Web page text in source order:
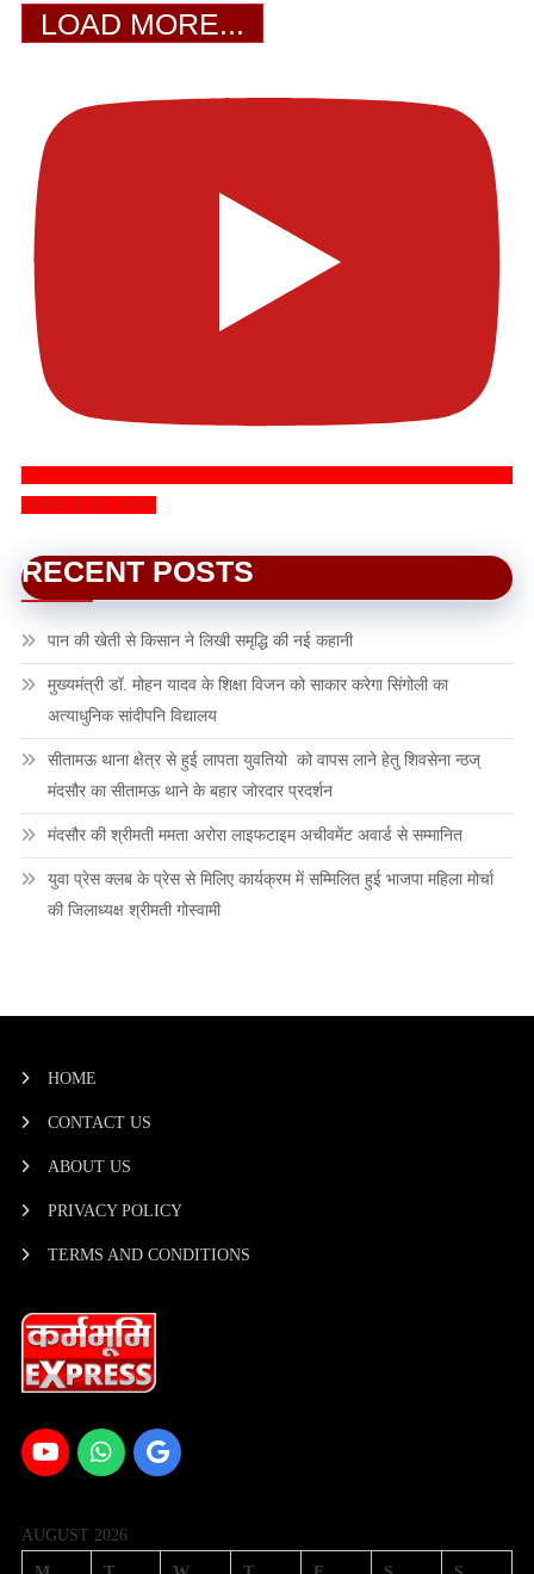
LOAD MORE...
SUBSCRIBE NOW
RECENT POSTS
पान की खेती से किसान ने लिखी समृद्धि की नई कहानी
मुख्यमंत्री डॉ. मोहन यादव के शिक्षा विजन को साकार करेगा सिंगोली का
अत्याधुनिक सांदीपनि विद्यालय
सीतामऊ थाना क्षेत्र से हुई लापता युवतियो को वापस लाने हेतु शिवसेना न्ठज्
मंदसौर का सीतामऊ थाने के बहार जोरदार प्रदर्शन
मंदसौर की श्रीमती ममता अरोरा लाइफटाइम अचीवमेंट अवार्ड से सम्मानित
युवा प्रेस क्लब के प्रेस से मिलिए कार्यक्रम में सम्मिलित हुई भाजपा महिला मोर्चा
की जिलाध्यक्ष श्रीमती गोस्वामी
HOME
CONTACT US
ABOUT US
PRIVACY POLICY
TERMS AND CONDITIONS
AUGUST 2026